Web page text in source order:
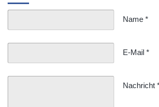
Name *
E-Mail *
Nachricht